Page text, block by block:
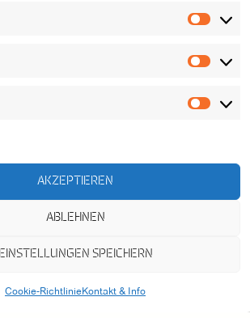
AKZEPTIEREN
ABLEHNEN
EINSTELLUNGEN SPEICHERN
Cookie-RichtlinieKontakt & Info